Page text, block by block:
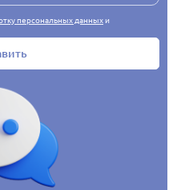
персональных данныхи